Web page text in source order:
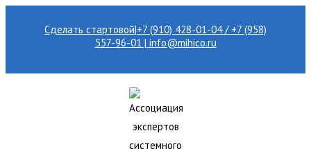
Сделать стартовой|+7 (910) 428-01-04 / +7 (958)
557-96-01 | info@mihico.ru